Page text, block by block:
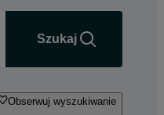
Szukaj
Obserwuj wyszukiwanie